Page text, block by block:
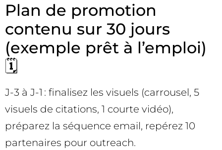
Plan de promotion
contenu sur 30 jours
(exemple prêt à l’emploi)
🗓️
J-3 à J-1 : finalisez les visuels (carrousel, 5
visuels de citations, 1 courte vidéo),
préparez la séquence email, repérez 10
partenaires pour outreach.